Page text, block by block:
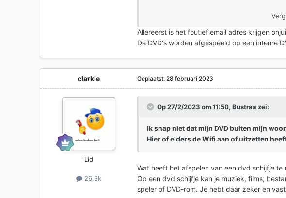
Allereerst is het foutief email adres krijgen
De DVD's worden afgespeeld op een interne
clarkie
Lid
26,3k
Geplaatst:28 februari 2023
Op 27/2/2023 om 11:50,Bustraa zei:
Ik snap niet dat mijn DVD buiten mijn
Hier of elders de Wifi aan of uitzetten
Wat heeft het afspelen van een dvd schijfje te
Op een dvd schijfje kan je muziek, films,
speler of DVD-rom. Je hebt daar zeker en